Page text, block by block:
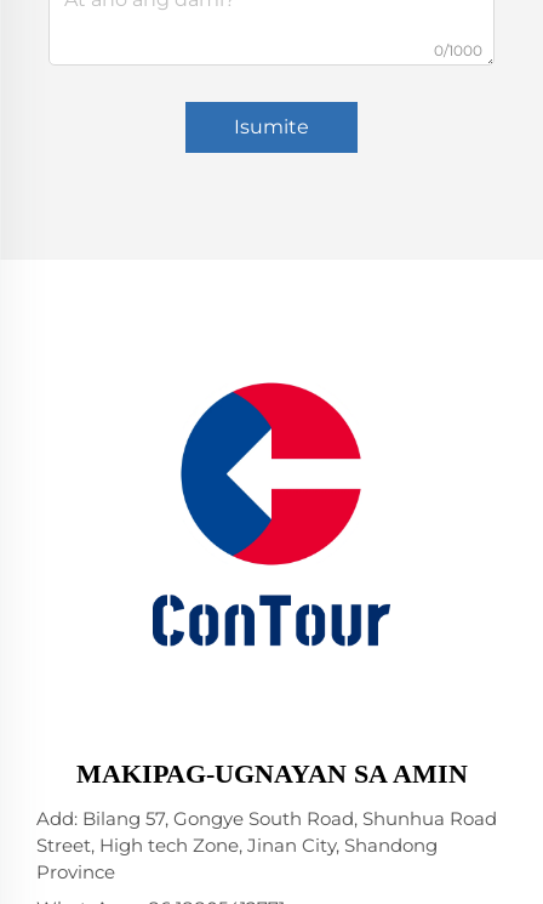
0/1000
Isumite
MAKIPAG-UGNAYAN SA AMIN
Add: Bilang 57, Gongye South Road, Shunhua Road
Street, High tech Zone, Jinan City, Shandong
Province